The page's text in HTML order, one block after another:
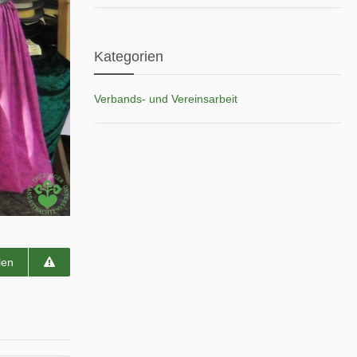
Kategorien
Verbands- und Vereinsarbeit